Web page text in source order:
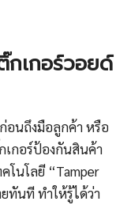
เกอร์วอยด์
อนถึงมือลูกค้า หรือ
เกอร์ป้องกันสินค้า
โนโลยี “Tamper
ทันที ทำให้รู้ได้ว่า